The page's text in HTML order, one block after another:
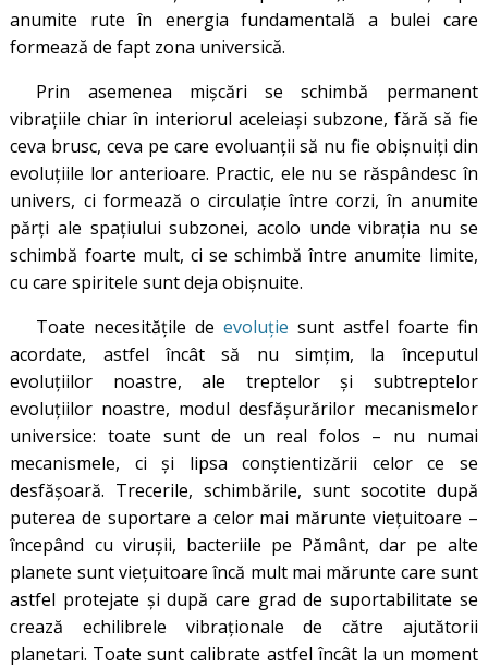
anumite rute în energia fundamentală a bulei care
formează de fapt zona universică.
Prin asemenea mișcări se schimbă permanent
vibrațiile chiar în interiorul aceleiași subzone, fără să fie
ceva brusc, ceva pe care evoluanții să nu fie obișnuiți din
evoluțiile lor anterioare. Practic, ele nu se răspândesc în
univers, ci formează o circulație între corzi, în anumite
părți ale spațiului subzonei, acolo unde vibrația nu se
schimbă foarte mult, ci se schimbă între anumite limite,
cu care spiritele sunt deja obișnuite.
Toate necesitățile deevoluție sunt astfel foarte fin
acordate, astfel încât să nu simțim, la începutul
evoluțiilor noastre, ale treptelor și subtreptelor
evoluțiilor noastre, modul desfășurărilor mecanismelor
universice: toate sunt de un real folos – nu numai
mecanismele, ci și lipsa conștientizării celor ce se
desfășoară. Trecerile, schimbările, sunt socotite după
puterea de suportare a celor mai mărunte viețuitoare –
începând cu virușii, bacteriile pe Pământ, dar pe alte
planete sunt viețuitoare încă mult mai mărunte care sunt
astfel protejate și după care grad de suportabilitate se
crează echilibrele vibraționale de către ajutătorii
planetari. Toate sunt calibrate astfel încât la un moment